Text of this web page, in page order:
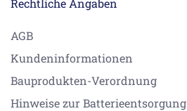
Rechtliche Angaben
AGB
Kundeninformationen
Bauprodukten-Verordnung
Hinweise zur Batterieentsorgung